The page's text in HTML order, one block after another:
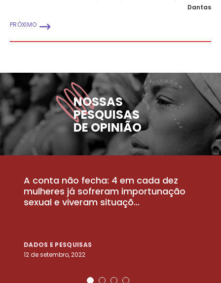
Dantas
PRÓXIMO
NOSSAS
PESQUISAS
DE OPINIÃO
A conta não fecha: 4 em cada dez
mulheres já sofreram importunação
sexual e viveram situaçõ...
DADOS E PESQUISAS
12 de setembro, 2022